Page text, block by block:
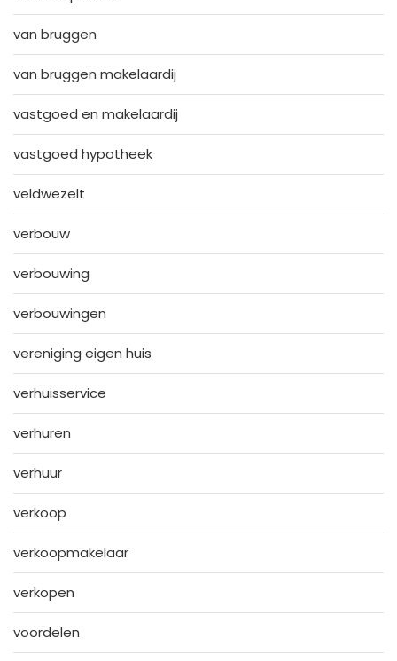
van bruggen
van bruggen makelaardij
vastgoed en makelaardij
vastgoed hypotheek
veldwezelt
verbouw
verbouwing
verbouwingen
vereniging eigen huis
verhuisservice
verhuren
verhuur
verkoop
verkoopmakelaar
verkopen
voordelen